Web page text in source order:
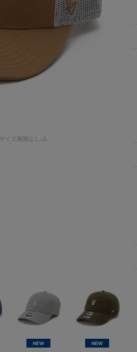
サイズ展開なし:△
NEW NEW